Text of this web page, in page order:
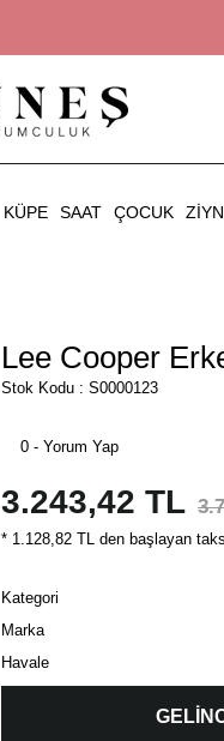
KÜPE SAAT ÇOCUK
Lee Cooper
Stok Kodu : S0000123
0 - Yorum Yap
3.243,42 TL
* 1.128,82 TL den başlayan
Kategori
Marka
Havale